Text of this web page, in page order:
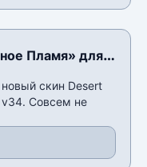
Пламя» для
скин Desert
v34. Совсем не